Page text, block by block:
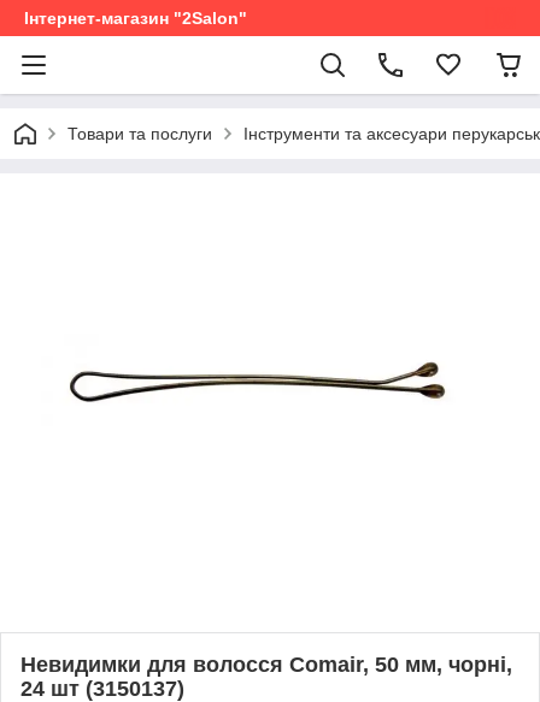
Інтернет-магазин "2Salon"
Товари та послуги Інструменти та аксесуари
Невидимки для волосся Comair, 50 мм, чорні,
24 шт (3150137)